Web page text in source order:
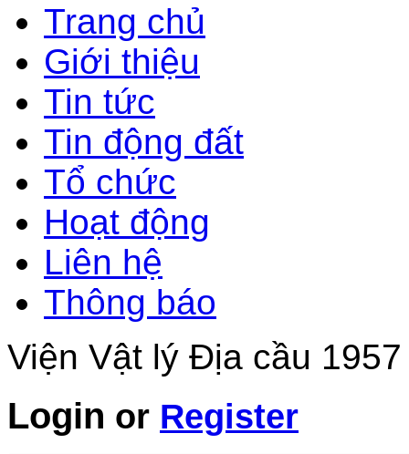
Trang chủ
Giới thiệu
Tin tức
Tin động đất
Tổ chức
Hoạt động
Liên hệ
Thông báo
Viện Vật lý Địa cầu
Login or Register